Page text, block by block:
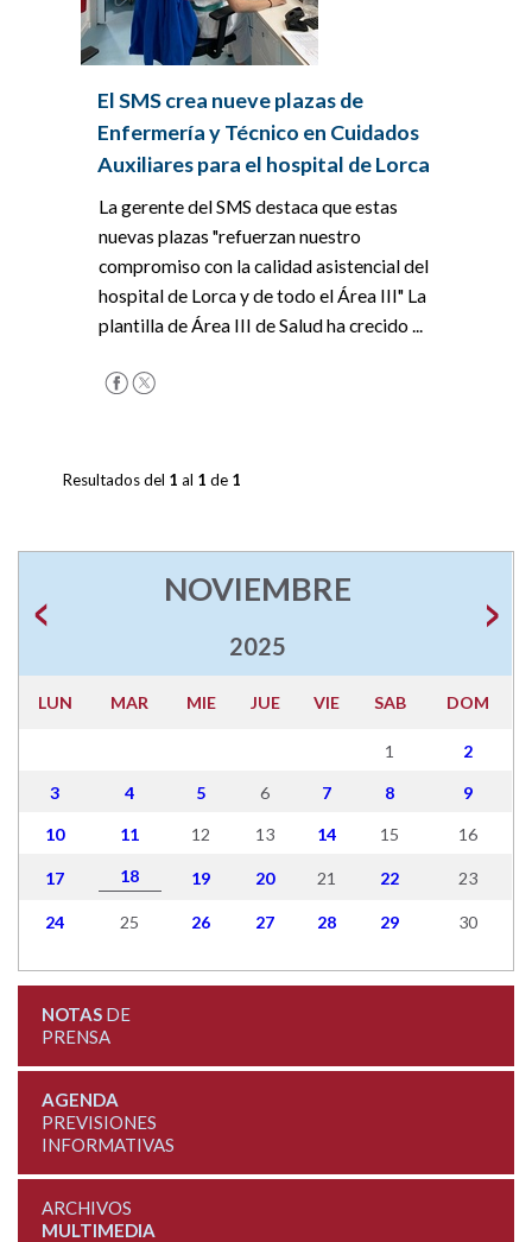
El SMS crea nueve plazas de
Enfermería y Técnico en Cuidados
Auxiliares para el hospital de Lorca
La gerente del SMS destaca que estas
nuevas plazas "refuerzan nuestro
compromiso con la calidad asistencial del
hospital de Lorca y de todo el Área III" La
plantilla de Área III de Salud ha crecido ...
Resultados del 1 al 1de 1
NOVIEMBRE
2025
LUN MAR MIE JUE VIE SAB DOM
1 2
3 4 5 6 7 8 9
10 11 12 13 14 15 16
17 18 19 20 21 22 23
24 25 26 27 28 29 30
NOTASDE
PRENSA
AGENDA
PREVISIONES
INFORMATIVAS
ARCHIVOS
MULTIMEDIA